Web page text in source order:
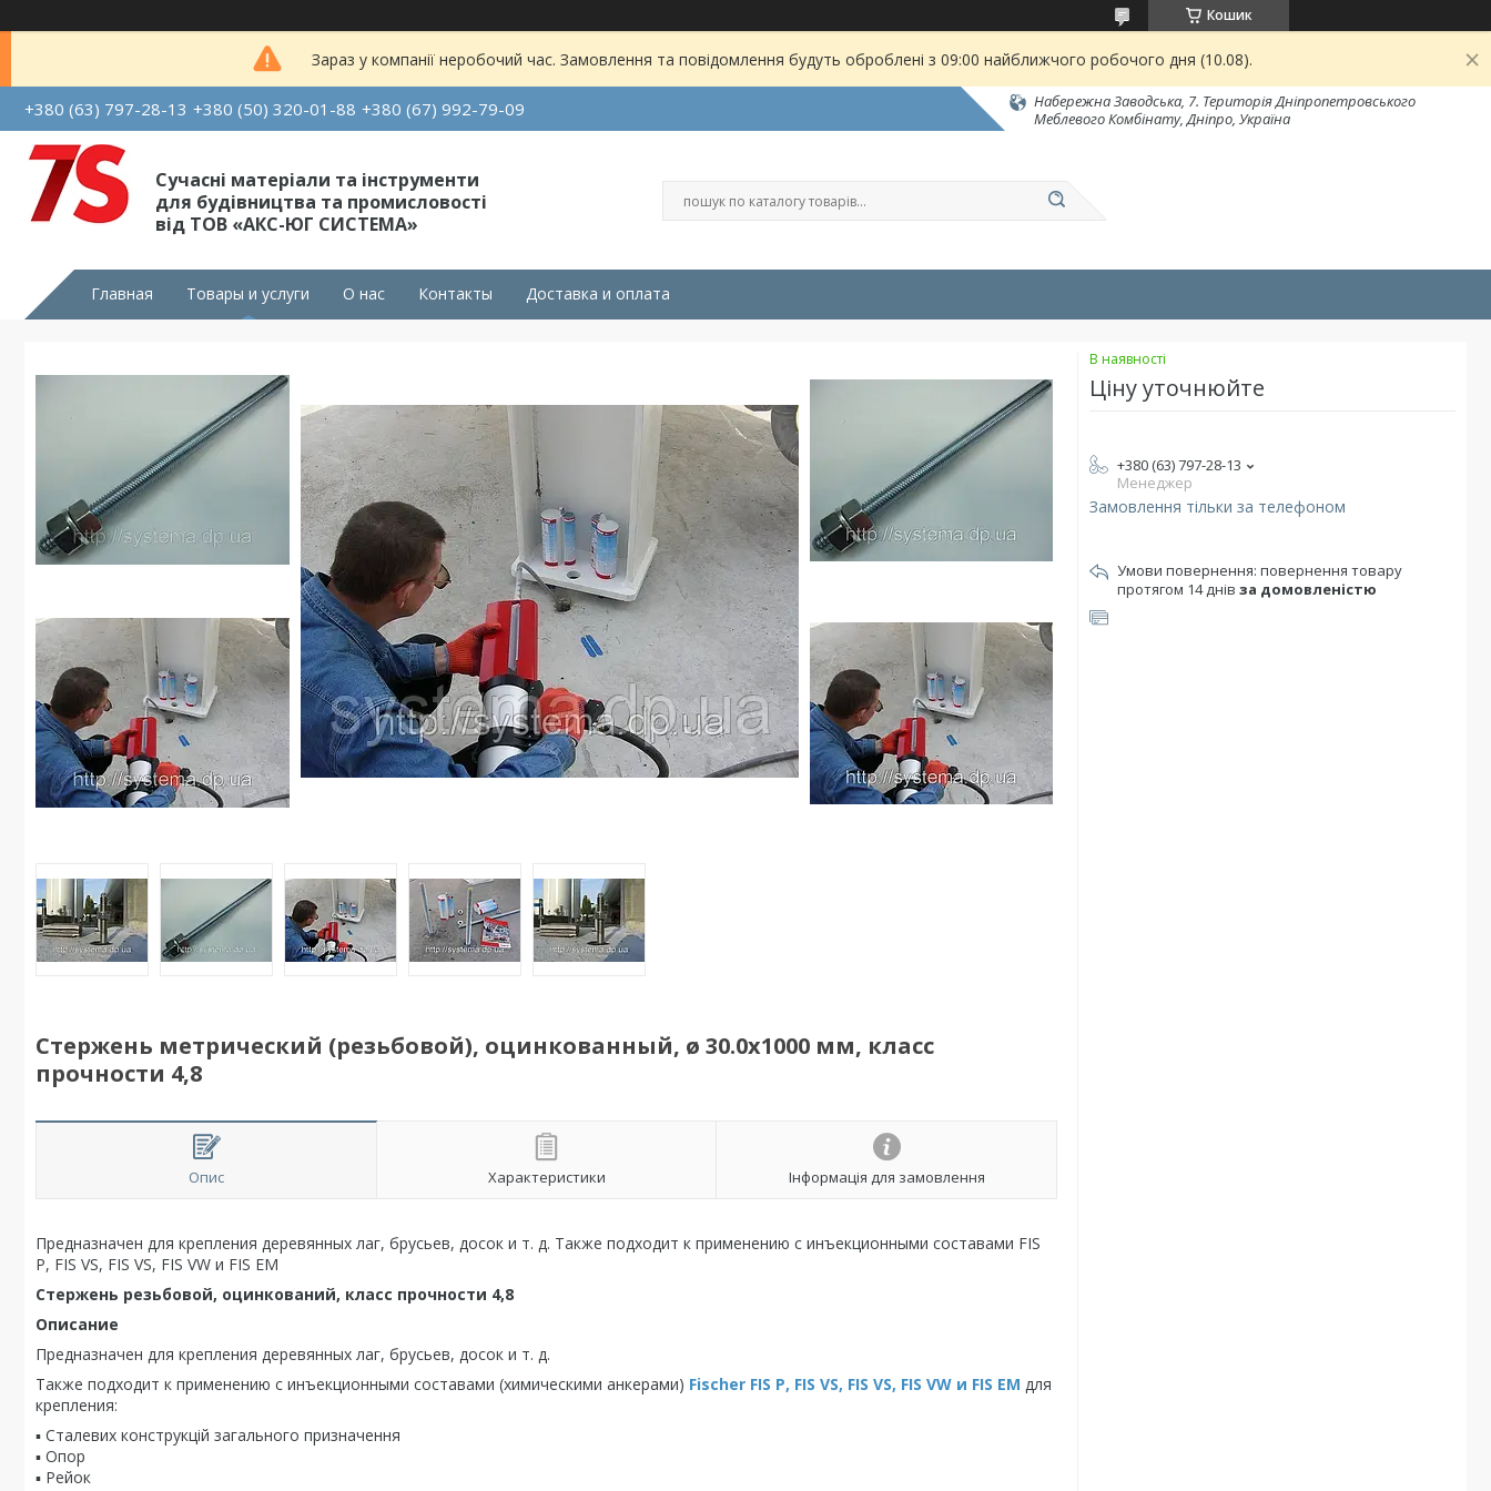
Кошик
Зараз у компанії неробочий час. Замовлення та повідомлення будуть оброблені з 09:00 найближчого робочого дня (10.08).
+380 (63) 797-28-13 +380 (50) 320-01-88 +380 (67) 992-79-09
Набережна Заводська, 7. Територія Дніпропетровського
Меблевого Комбінату, Дніпро, Україна
Сучасні матеріали та інструменти
для будівництва та промисловості
від ТОВ «АКС-ЮГ СИСТЕМА»
Главная Товары и услуги О нас Контакты Доставка и оплата
Стержень метрический (резьбовой), оцинкованный, ø 30.0х1000 мм, класс
прочности 4,8
Опис Характеристики Інформація для замовлення
Предназначен для крепления деревянных лаг, брусьев, досок и т. д. Также подходит к применению с инъекционными составами FIS
P, FIS VS, FIS VS, FIS VW и FIS EM
Стержень резьбовой, оцинкований, класс прочности 4,8
Описание
Предназначен для крепления деревянных лаг, брусьев, досок и т. д.
Также подходит к применению с инъекционными составами (химическими анкерами) Fischer FIS P, FIS VS, FIS VS, FIS VW и FIS EM для
крепления:
▪ Сталевих конструкцій загального призначення
▪ Опор
▪ Рейок
В наявності
Ціну уточнюйте
+380 (63) 797-28-13
Менеджер
Замовлення тільки за телефоном
повернення товару
протягом 14 днів за домовленістю